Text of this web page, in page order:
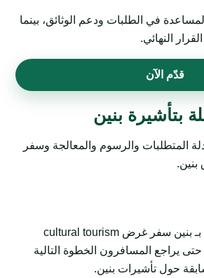
تقدم Africa-Tour-Visa المساعدة في الطلبات ودعم الوثائق، بينما
النهائي.
قدّم الآن
بنين
المتطلبات والرسوم والمعالجة وسفر
بنين.
يضيف هذا القسم الخاص بـ بنين سفر غرض cultural tourism
يراجع المسافرون الخطوة التالية
حول تأشيرات بنين.